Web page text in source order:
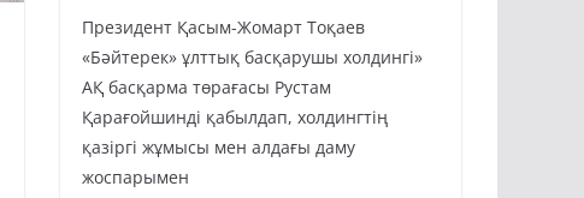
Президент Қасым-Жомарт Тоқаев
«Бәйтерек» ұлттық басқарушы холдингі»
АҚ басқарма төрағасы Рустам
Қарағойшинді қабылдап, холдингтің
қазіргі жұмысы мен алдағы даму
жоспарымен